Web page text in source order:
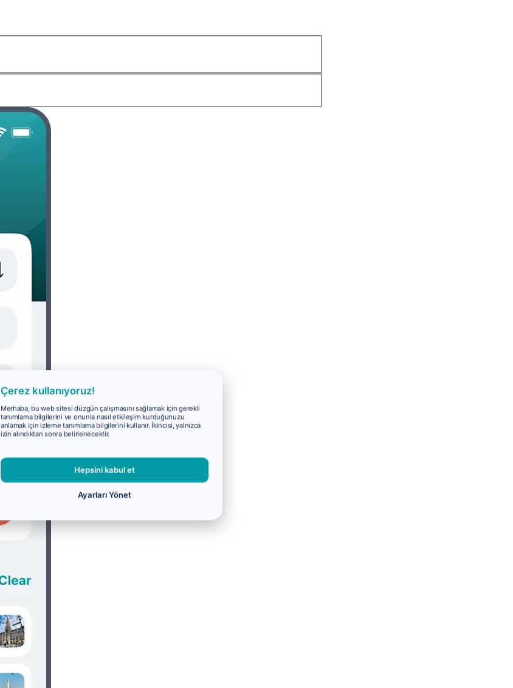
Çerez kullanıyoruz!
Merhaba, bu web sitesi düzgün çalışmasını sağlamak için gerekli
tanımlama bilgilerini ve onunla nasıl etkileşim kurduğunuzu
anlamak için izleme tanımlama bilgilerini kullanır. İkincisi, yalnızca
izin alındıktan sonra belirlenecektir.
Hepsini kabul et
Ayarları Yönet